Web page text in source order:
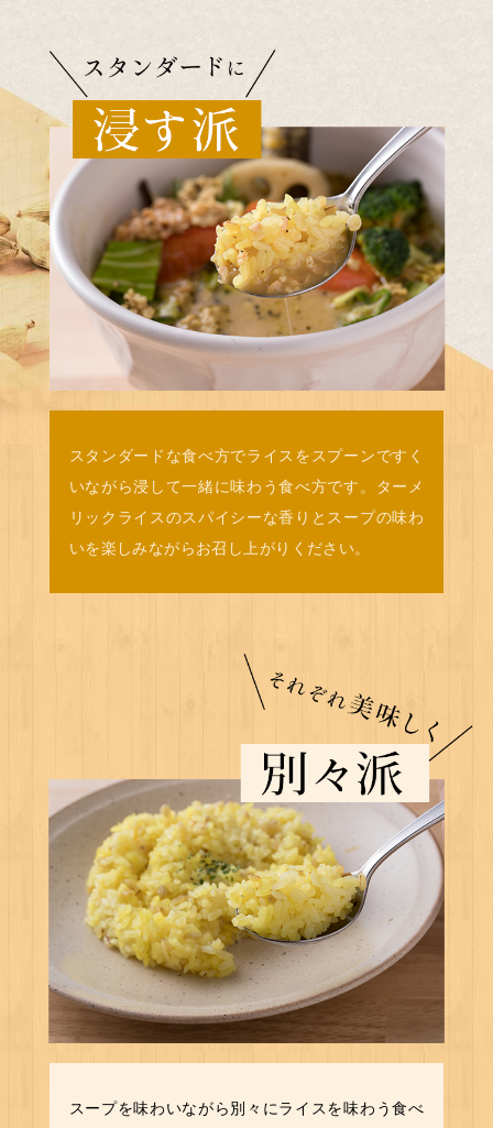
スタンダードな食べ方でライスをスプーンですく
いながら浸して一緒に味わう食べ方です。ターメ
リックライスのスパイシーな香りとスープの味わ
いを楽しみながらお召し上がりください。
スープを味わいながら別々にライスを味わう食べ